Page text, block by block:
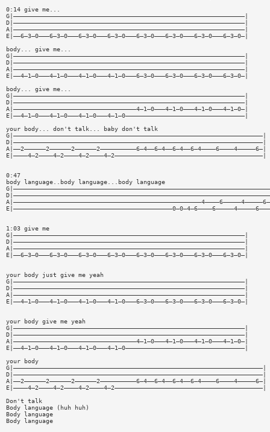
0:14 give me...
G|————————————————————————————————————————————————————————————————|
D|————————————————————————————————————————————————————————————————|
A|————————————————————————————————————————————————————————————————|
E|——6—3—0———6—3—0———6—3—0———6—3—0———6—3—0———6—3—0———6—3—0———6—3—0—|
body... give me...
G|————————————————————————————————————————————————————————————————|
D|————————————————————————————————————————————————————————————————|
A|————————————————————————————————————————————————————————————————|
E|——4—1—0———4—1—0———4—1—0———4—1—0———6—3—0———6—3—0———6—3—0———6—3—0—|
body... give me...
G|————————————————————————————————————————————————————————————————|
D|————————————————————————————————————————————————————————————————|
A|——————————————————————————————————4—1—0———4—1—0———4—1—0———4—1—0—|
E|——4—1—0———4—1—0———4—1—0———4—1—0—————————————————————————————————|
your body... don't talk... baby don't talk
G|—————————————————————————————————————————————————————————————————————|
D|—————————————————————————————————————————————————————————————————————|
A|——2——————2——————2——————2——————————6—4——6—4——6—4——6—4————6————4—————6—|
E|————4—2————4—2————4—2————4—2—————————————————————————————————————————|
0:47
body language..body language...body language
1:03 give me
G|————————————————————————————————————————————————————————————————|
D|————————————————————————————————————————————————————————————————|
A|————————————————————————————————————————————————————————————————|
E|——6—3—0———6—3—0———6—3—0———6—3—0———6—3—0———6—3—0———6—3—0———6—3—0—|
your body just give me yeah
G|————————————————————————————————————————————————————————————————|
D|————————————————————————————————————————————————————————————————|
A|————————————————————————————————————————————————————————————————|
E|——4—1—0———4—1—0———4—1—0———4—1—0———6—3—0———6—3—0———6—3—0———6—3—0—|
your body give me yeah
G|————————————————————————————————————————————————————————————————|
D|————————————————————————————————————————————————————————————————|
A|——————————————————————————————————4—1—0———4—1—0———4—1—0———4—1—0—|
E|——4—1—0———4—1—0———4—1—0———4—1—0—————————————————————————————————|
your body
G|—————————————————————————————————————————————————————————————————————|
D|—————————————————————————————————————————————————————————————————————|
A|——2——————2——————2——————2——————————6—4——6—4——6—4——6—4————6————4—————6—|
E|————4—2————4—2————4—2————4—2—————————————————————————————————————————|
Don't talk
Body language (huh huh)
Body language
Body language